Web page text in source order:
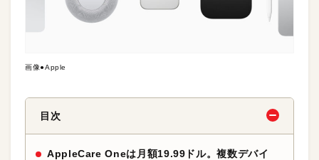
画像●Apple
目次
AppleCare Oneは月額19.99ドル。複数デバイ